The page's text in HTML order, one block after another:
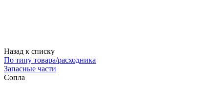
Назад к списку
По типу товара/расходника
Запасные части
Сопла